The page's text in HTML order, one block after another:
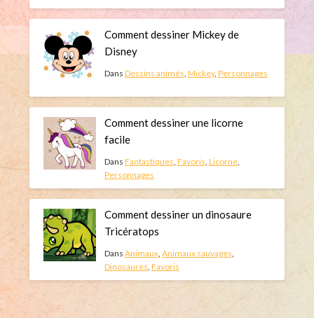
Comment dessiner Mickey de
Disney
Dans Dessins animés Mickey, Personnages
Comment dessiner une licorne
facile
Dans Fantastiques Favoris Licorne,
Personnages
Comment dessiner un dinosaure
Tricératops
Dans Animaux, Animaux sauvages
Dinosaures Favoris